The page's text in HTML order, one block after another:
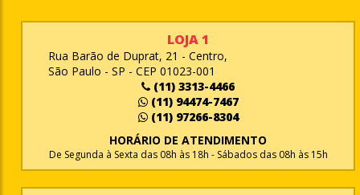
LOJA 1
Rua Barão de Duprat, 21 - Centro,
São Paulo - SP - CEP 01023-001
(11) 3313-4466
(11) 94474-7467
(11) 97266-8304
HORÁRIO DE ATENDIMENTO
De Segunda à Sexta das 08h às 18h - Sábados das 08h às 15h